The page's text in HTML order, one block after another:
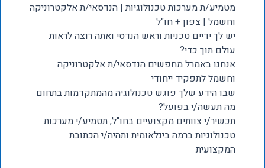
מטמיע/ת מערכות טכנולוגיות | הנדסאי/ת אלקטרוניקה
וחשמל | צפון + חו"ל
יש לך ידיים טכניות וראש הנדסי ואתה רוצה לראות
עולם תוך כדי?
אנחנו באמרל מחפשים הנדסאי/ת אלקטרוניקה
וחשמל לתפקיד ייחודי
שבו הידע שלך פוגש טכנולוגיה מהמתקדמות בתחום
מה תעשה/י בפועל?
תכשיר/י צוותים מקצועיים בחו"ל, תטמיע/י מערכות
טכנולוגיות ברמה בינלאומית ותהיה/י הכתובת
המקצועית